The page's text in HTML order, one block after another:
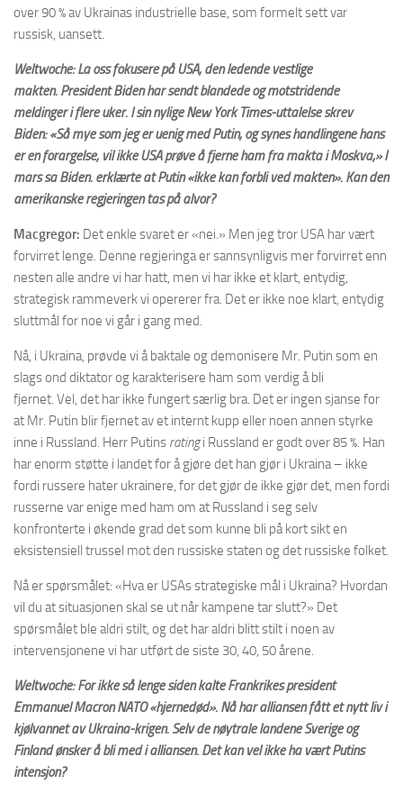
over 90 % av Ukrainas industrielle base, som formelt sett var
russisk, uansett.
Weltwoche: La oss fokusere på USA, den ledende vestlige
makten. President Biden har sendt blandede og motstridende
meldinger i flere uker. I sin nylige New York Times-uttalelse skrev
Biden: «Så mye som jeg er uenig med Putin, og synes handlingene hans
er en forargelse, vil ikke USA prøve å fjerne ham fra makta i Moskva,» I
mars sa Biden. erklærte at Putin «ikke kan forbli ved makten». Kan den
amerikanske regjeringen tas på alvor?
Macgregor: Det enkle svaret er «nei.» Men jeg tror USA har vært
forvirret lenge. Denne regjeringa er sannsynligvis mer forvirret enn
nesten alle andre vi har hatt, men vi har ikke et klart, entydig,
strategisk rammeverk vi opererer fra. Det er ikke noe klart, entydig
sluttmål for noe vi går i gang med.
Nå, i Ukraina, prøvde vi å baktale og demonisere Mr. Putin som en
slags ond diktator og karakterisere ham som verdig å bli
fjernet. Vel, det har ikke fungert særlig bra. Det er ingen sjanse for
at Mr. Putin blir fjernet av et internt kupp eller noen annen styrke
inne i Russland. Herr Putins ratingi Russland er godt over 85 %. Han
har enorm støtte i landet for å gjøre det han gjør i Ukraina – ikke
fordi russere hater ukrainere, for det gjør de ikke gjør det, men fordi
russerne var enige med ham om at Russland i seg selv
konfronterte i økende grad det som kunne bli på kort sikt en
eksistensiell trussel mot den russiske staten og det russiske folket.
Nå er spørsmålet: «Hva er USAs strategiske mål i Ukraina? Hvordan
vil du at situasjonen skal se ut når kampene tar slutt?» Det
spørsmålet ble aldri stilt, og det har aldri blitt stilt i noen av
intervensjonene vi har utført de siste 30, 40, 50 årene.
Weltwoche: For ikke så lenge siden kalte Frankrikes president
Emmanuel Macron NATO «hjernedød». Nå har alliansen fått et nytt liv i
kjølvannet av Ukraina-krigen. Selv de nøytrale landene Sverige og
Finland ønsker å bli med i alliansen. Det kan vel ikke ha vært Putins
intensjon?